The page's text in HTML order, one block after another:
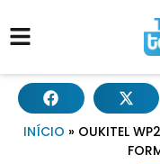
INÍCIO » OUKITEL